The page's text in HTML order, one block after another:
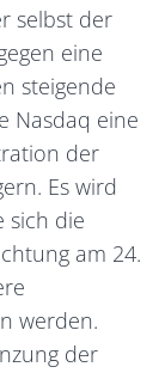
selbst der
eine
steigende
Nasdaq eine
der
Es wird
sich die
am 24.
werden.
der